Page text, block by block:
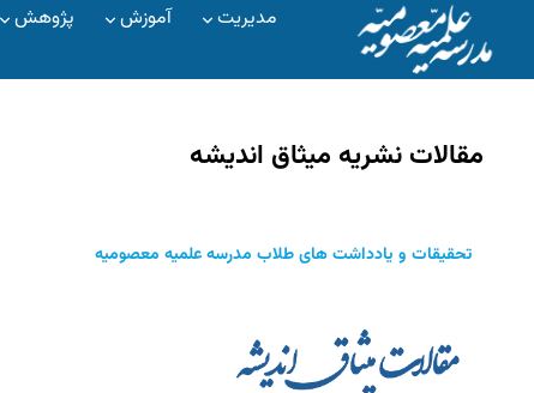
مدیریت آموزش پژوهش
مقالات نشريه ميثاق انديشه
تحقيقات و یادداشت های طلاب مدرسه علميه معصوميه